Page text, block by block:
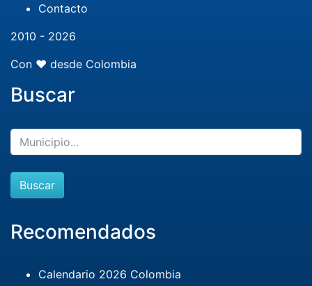
Contacto
2010 - 2026
Con ❤️ desde Colombia
Buscar
Buscar
Recomendados
Calendario 2026 Colombia